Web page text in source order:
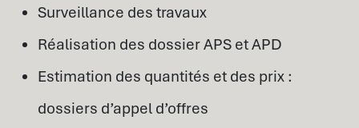
Surveillance des travaux
Réalisation des dossier APS et APD
Estimation des quantités et des prix :
dossiers d’appel d’offres